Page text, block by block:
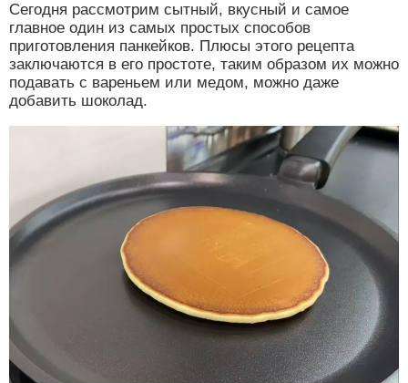
Сегодня рассмотрим сытный, вкусный и самое
главное один из самых простых способов
приготовления панкейков. Плюсы этого рецепта
заключаются в его простоте, таким образом их можно
подавать с вареньем или медом, можно даже
добавить шоколад.